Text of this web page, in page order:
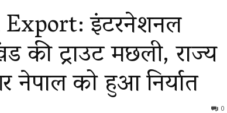
इंटरनेशनल
की ट्राउट मछली, राज्य
नेपाल को हुआ निर्यात
0